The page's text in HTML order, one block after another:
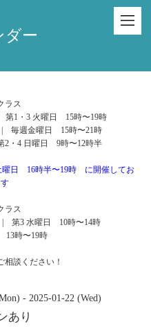
ダー
ラス
1・3 火曜日 15時〜19時
毎週金曜日 15時〜21時
・4 日曜日 9時〜12時半
曜日 16時半〜19時 に開催してお
ラス
第3 水曜日 10時〜14時
13時〜19時
相談ください！
- 2025-01-22 (Wed)
あり